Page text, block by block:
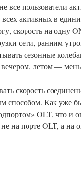
все пользователи
активных в
скорость на одну
сети, ранним
сезонные
вечером, летом —
скорость
способом. Как уже
OLT, что и
на порте OLT, а